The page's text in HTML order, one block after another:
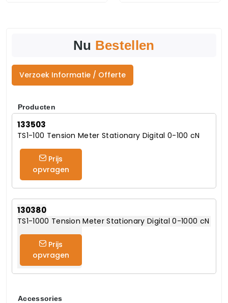
Nu Bestellen
Verzoek Informatie / Offerte
Producten
133503
TS1-100 Tension Meter Stationary Digital 0-100 cN
Prijs
opvragen
130380
TS1-1000 Tension Meter Stationary Digital 0-1000 cN
Prijs
opvragen
Accessories